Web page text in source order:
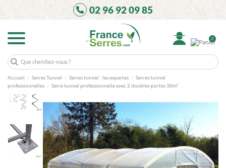
02 96 92 09 85
0
Accueil Serres Tunnel Serres tunnel : les expertes
Serres tunnel
professionnelles
Serre tunnel professionnelle avec 2 doubles-portes 30m²